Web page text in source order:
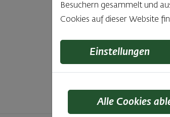
Besuchern gesammelt und
Cookies auf dieser Website
Einstellungen
Alle Cookies